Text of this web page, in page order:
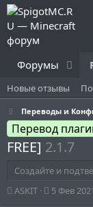
Форумы
Новые отзывы
Переводы и
Перевод
FREE] 2.1.7
Создайте и
А
ASKIT
Д
5 Фев